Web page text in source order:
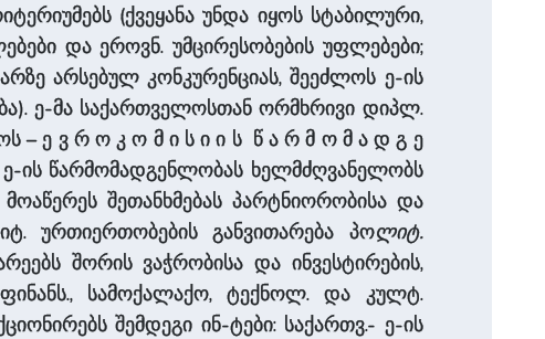
(ქვეყანა უნდა იყოს სტაბილური,
და ეროვნ. უმცირესობების უფლებები;
არსებულ კონკურენციას, შეეძლოს ე-ის
ე-მა საქართველოსთან ორმხრივი დიპლ.
– ე ვ რ ო კ ო მ ი ს ი ი ს წ ა რ მ ო მ ა დ გ ე
წარმომადგენლობას ხელმძღვანელობს
შეთანხმებას პარტნიორობისა და
ურთიერთობების განვითარება პოლიტ.
შორის ვაჭრობისა და ინვესტირების,
სამოქალაქო, ტექნოლ. და კულტ.
შემდეგი ინ-ტები: საქართვ.- ე-ის